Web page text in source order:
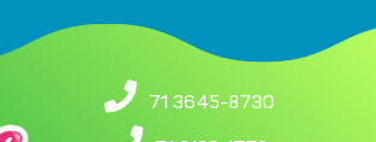
71 3645-8730